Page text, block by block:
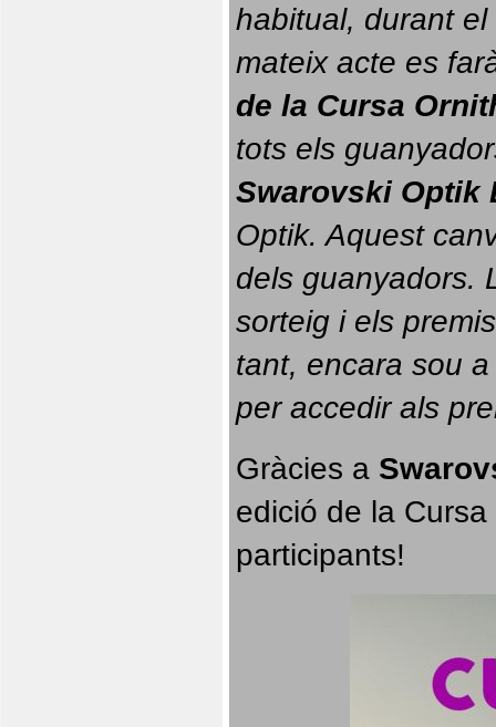
habitual, durant el
mateix acte es
de la Cursa
tots els
Swarovski Optik
Optik. Aquest
dels guanyadors.
sorteig i els
tant, encara sou
per accedir als
Gràcies a
edició de la
participants!